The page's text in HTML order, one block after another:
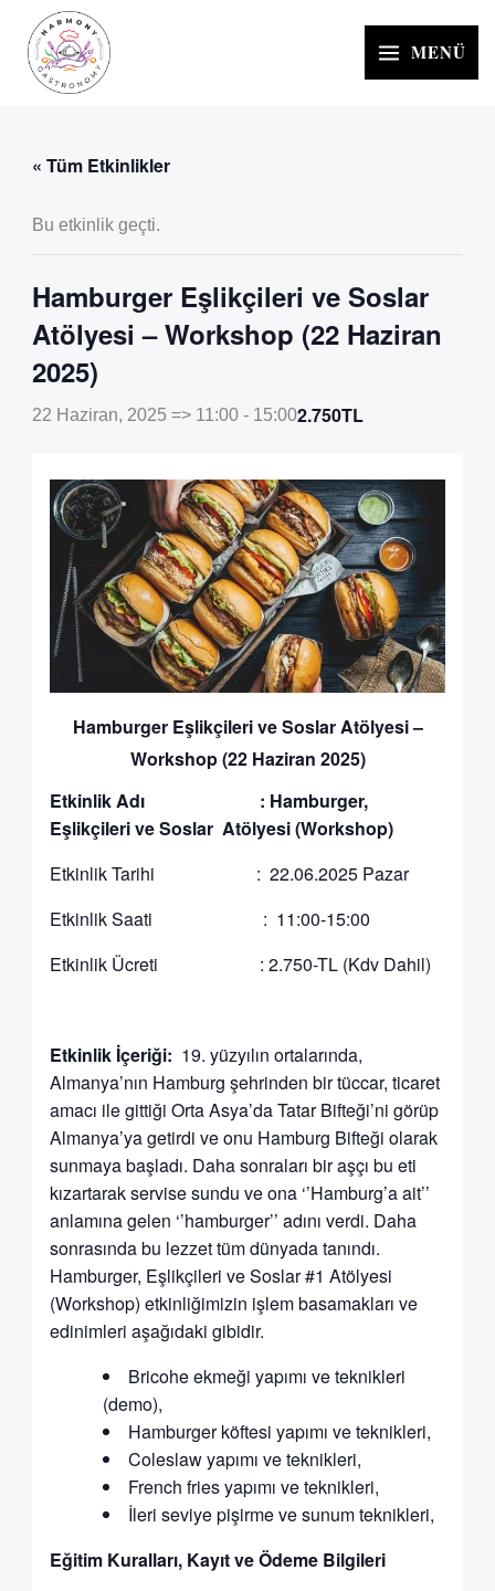
İçeriğe
MENÜ
« Tüm Etkinlikler
Bu etkinlik geçti.
Hamburger Eşlikçileri ve Soslar
Atölyesi – Workshop (22 Haziran
2025)
22 Haziran, 2025 => 11:00- 15:002.750TL
Hamburger Eşlikçileri ve Soslar Atölyesi –
Workshop (22 Haziran 2025)
Etkinlik Adı : Hamburger,
Eşlikçileri ve Soslar Atölyesi (Workshop)
Etkinlik Tarihi : 22.06.2025 Pazar
Etkinlik Saati : 11:00-15:00
Etkinlik Ücreti : 2.750-TL (Kdv Dahil)
Etkinlik İçeriği: 19. yüzyılın ortalarında,
Almanya’nın Hamburg şehrinden bir tüccar, ticaret
amacı ile gittiği Orta Asya’da Tatar Bifteği’ni görüp
Almanya’ya getirdi ve onu Hamburg Bifteği olarak
sunmaya başladı. Daha sonraları bir aşçı bu eti
kızartarak servise sundu ve ona ‘’Hamburg’a ait’’
anlamına gelen ‘’hamburger’’ adını verdi. Daha
sonrasında bu lezzet tüm dünyada tanındı.
Hamburger, Eşlikçileri ve Soslar #1 Atölyesi
(Workshop) etkinliğimizin işlem basamakları ve
edinimleri aşağıdaki gibidir.
Bricohe ekmeği yapımı ve teknikleri
(demo),
Hamburger köftesi yapımı ve teknikleri,
Coleslaw yapımı ve teknikleri,
French fries yapımı ve teknikleri,
İleri seviye pişirme ve sunum teknikleri,
Eğitim Kuralları, Kayıt ve Ödeme Bilgileri